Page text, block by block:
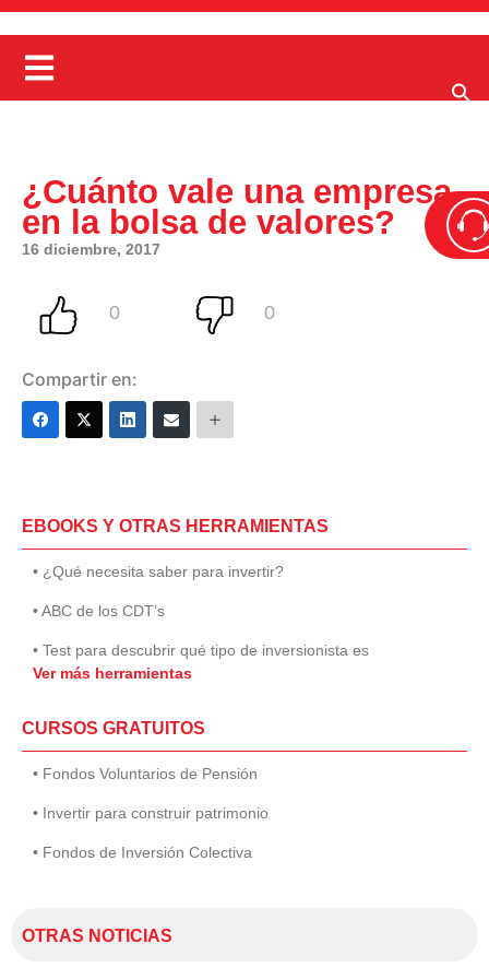
¿Cuánto vale una empresa
en la bolsa de valores?
16 diciembre, 2017
Compartir en:
EBOOKS Y OTRAS HERRAMIENTAS
• ¿Qué necesita saber para invertir?
• ABC de los CDT’s
• Test para descubrir qué tipo de inversionista es
Ver más herramientas
CURSOS GRATUITOS
• Fondos Voluntarios de Pensión
• Invertir para construir patrimonio
• Fondos de Inversión Colectiva
OTRAS NOTICIAS